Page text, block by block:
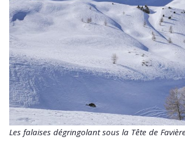
Les falaises dégringolant sous la Tête de